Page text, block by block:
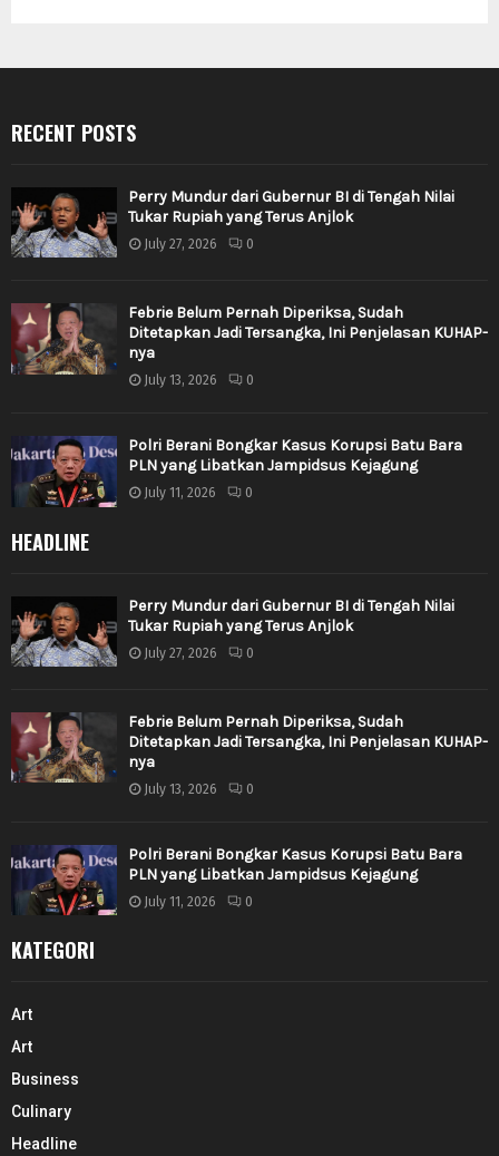
RECENT POSTS
Perry Mundur dari Gubernur BI di Tengah Nilai
Tukar Rupiah yang Terus Anjlok
July 27, 2026 0
Febrie Belum Pernah Diperiksa, Sudah
Ditetapkan Jadi Tersangka, Ini Penjelasan KUHAP-
nya
July 13, 2026 0
Polri Berani Bongkar Kasus Korupsi Batu Bara
PLN yang Libatkan Jampidsus Kejagung
July 11, 2026 0
HEADLINE
Perry Mundur dari Gubernur BI di Tengah Nilai
Tukar Rupiah yang Terus Anjlok
July 27, 2026 0
Febrie Belum Pernah Diperiksa, Sudah
Ditetapkan Jadi Tersangka, Ini Penjelasan KUHAP-
nya
July 13, 2026 0
Polri Berani Bongkar Kasus Korupsi Batu Bara
PLN yang Libatkan Jampidsus Kejagung
July 11, 2026 0
KATEGORI
Art
Art
Business
Culinary
Headline